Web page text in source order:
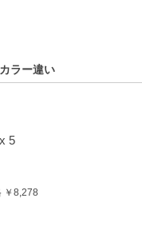
明はこちら）
ラー違い
5
8,278